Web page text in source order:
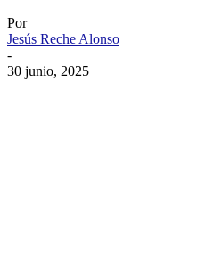
Por
Jesús Reche Alonso
-
30 junio, 2025